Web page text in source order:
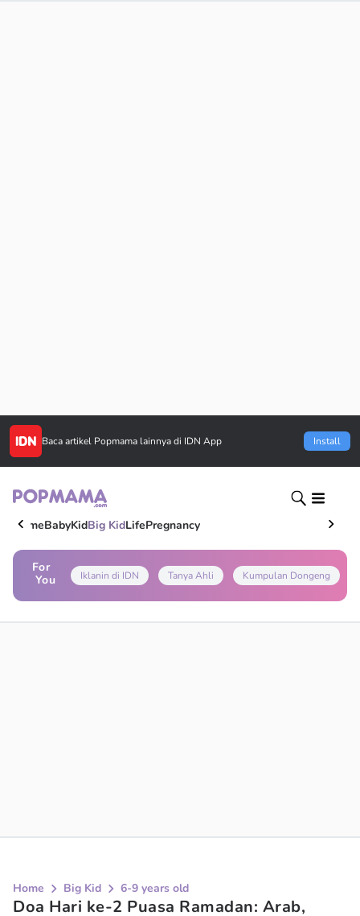
Baca artikel Popmama lainnya di IDN App Install
HomeBabyKidBig KidLifePregnancy
For
You
Iklanin di IDN Tanya Ahli Kumpulan Dongeng
Home Big Kid 6-9 years old
Doa Hari ke-2 Puasa Ramadan: Arab,